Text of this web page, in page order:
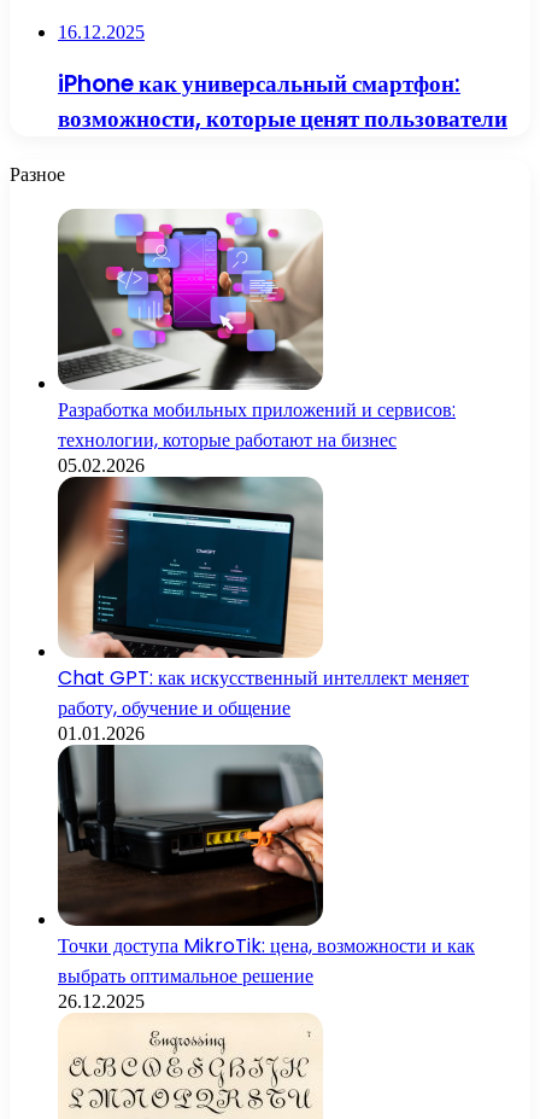
16.12.2025
iPhone как универсальный смартфон:
возможности, которые ценят пользователи
Разное
Разработка мобильных приложений и сервисов:
технологии, которые работают на бизнес
05.02.2026
Chat GPT: как искусственный интеллект меняет
работу, обучение и общение
01.01.2026
Точки доступа MikroTik: цена, возможности и как
выбрать оптимальное решение
26.12.2025